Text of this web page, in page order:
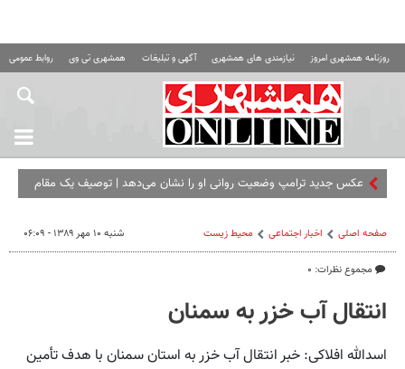
روزنامه همشهری امروز نیازمندی های همشهری آگهی و تبلیغات همشهری تی وی روابط عمومی
عکس جدید ترامپ وضعیت روانی او را نشان می‌دهد | توصیف یک مقام
صفحه اصلی اخبار اجتماعی محیط زیست
مجموع نظرات: ۰
شنبه ۱۰ مهر ۱۳۸۹ - ۰۶:۰۹
انتقال آب خزر به سمنان
اسدالله افلاکی: خبر انتقال آب خزر به استان سمنان با هدف تأمین